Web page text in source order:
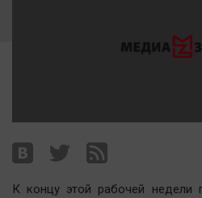
Архив
Наша победа
К концу этой рабочей недели